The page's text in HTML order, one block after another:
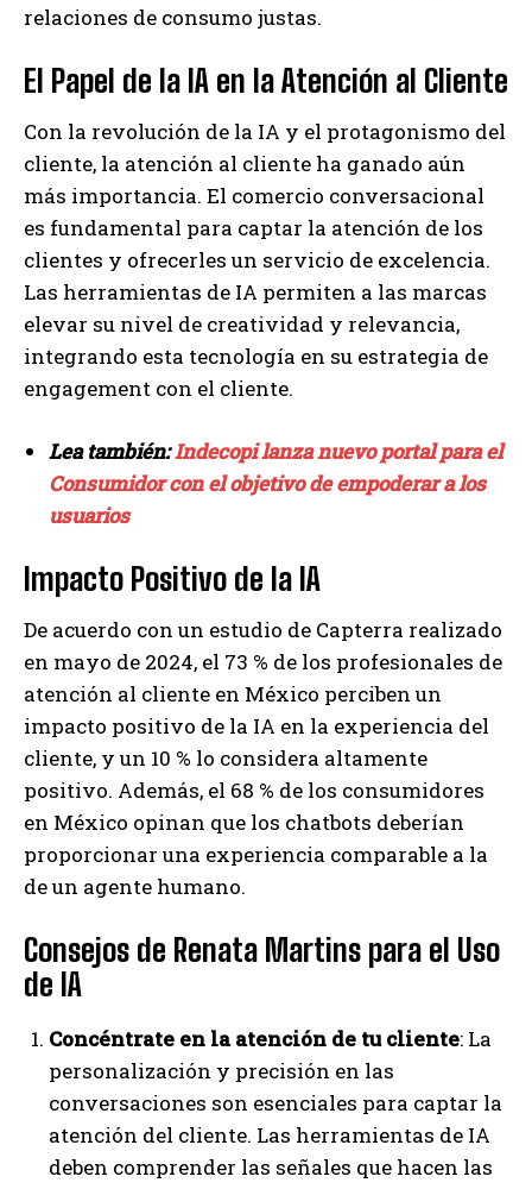
relaciones de consumo justas.
El Papel de la IA en la Atención al Cliente
Con la revolución de la IA y el protagonismo del
cliente, la atención al cliente ha ganado aún
más importancia. El comercio conversacional
es fundamental para captar la atención de los
clientes y ofrecerles un servicio de excelencia.
Las herramientas de IA permiten a las marcas
elevar su nivel de creatividad y relevancia,
integrando esta tecnología en su estrategia de
engagement con el cliente.
Lea también:Indecopi lanza nuevo portal para el
Consumidor con el objetivo de empoderar a los
usuarios
Impacto Positivo de la IA
De acuerdo con un estudio de Capterra realizado
en mayo de 2024, el 73 % de los profesionales de
atención al cliente en México perciben un
impacto positivo de la IA en la experiencia del
cliente, y un 10 % lo considera altamente
positivo. Además, el 68 % de los consumidores
en México opinan que los chatbots deberían
proporcionar una experiencia comparable a la
de un agente humano.
Consejos de Renata Martins para el Uso
de IA
Concéntrate en la atención de tu cliente: La
personalización y precisión en las
conversaciones son esenciales para captar la
atención del cliente. Las herramientas de IA
deben comprender las señales que hacen las